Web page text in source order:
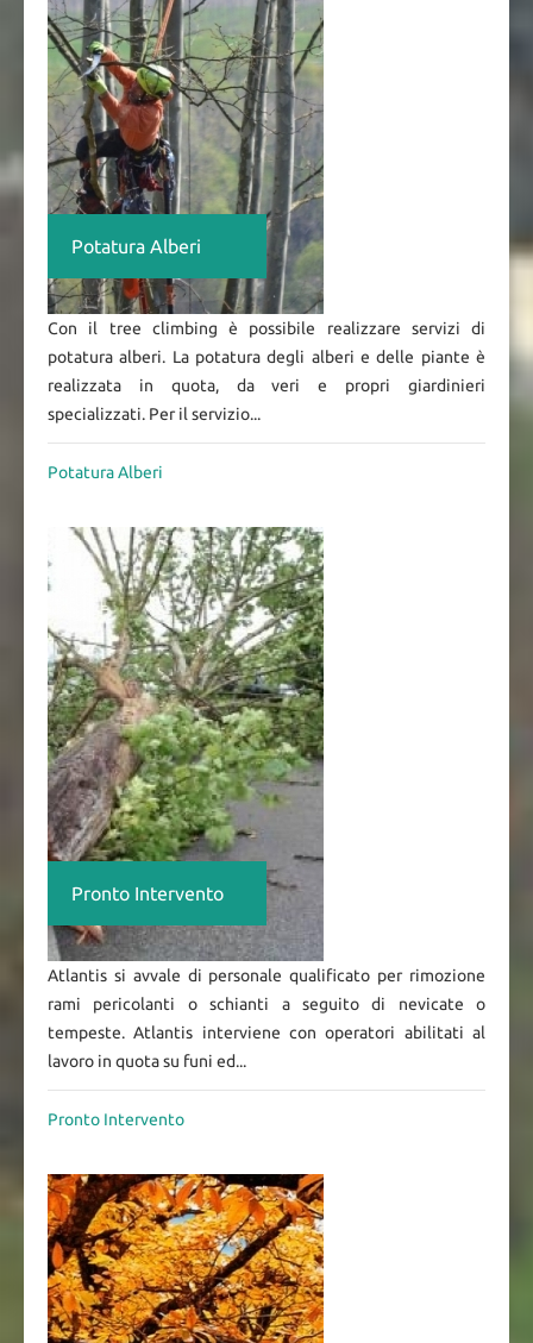
Potatura Alberi
Con il tree climbing è possibile realizzare servizi di
potatura alberi. La potatura degli alberi e delle piante è
realizzata in quota, da veri e propri giardinieri
specializzati. Per il servizio...
Potatura Alberi
Pronto Intervento
Atlantis si avvale di personale qualificato per rimozione
rami pericolanti o schianti a seguito di nevicate o
tempeste. Atlantis interviene con operatori abilitati al
lavoro in quota su funi ed...
Pronto Intervento